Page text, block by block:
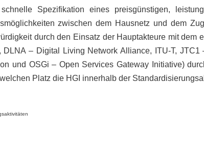
Spezifikation eines preisgünstigen,
zwischen dem Hausnetz und dem
durch den Einsatz der Hauptakteure mit dem
DLNA – Digital Living Network Alliance, ITU-T,
und OSGi – Open Services Gateway Initiative)
Platz die HGI innerhalb der